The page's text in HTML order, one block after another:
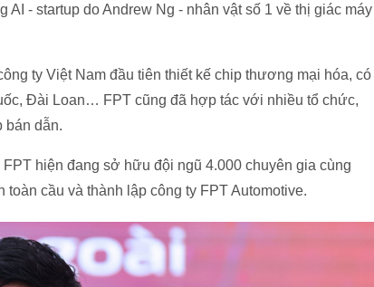
- startup do Andrew Ng - nhân vật số 1 về thị giác máy
ty Việt Nam đầu tiên thiết kế chip thương mại hóa, có
Đài Loan… FPT cũng đã hợp tác với nhiều tổ chức,
bán dẫn.
hiện đang sở hữu đội ngũ 4.000 chuyên gia cùng
cầu và thành lập công ty FPT Automotive.